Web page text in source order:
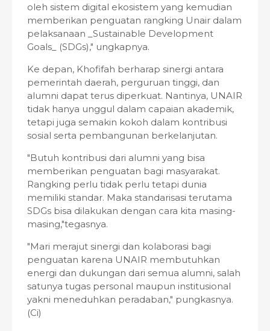
oleh sistem digital ekosistem yang kemudian
memberikan penguatan rangking Unair dalam
pelaksanaan _Sustainable Development
Goals_ (SDGs)," ungkapnya.
Ke depan, Khofifah berharap sinergi antara
pemerintah daerah, perguruan tinggi, dan
alumni dapat terus diperkuat. Nantinya, UNAIR
tidak hanya unggul dalam capaian akademik,
tetapi juga semakin kokoh dalam kontribusi
sosial serta pembangunan berkelanjutan.
"Butuh kontribusi dari alumni yang bisa
memberikan penguatan bagi masyarakat.
Rangking perlu tidak perlu tetapi dunia
memiliki standar. Maka standarisasi terutama
SDGs bisa dilakukan dengan cara kita masing-
masing,"tegasnya.
"Mari merajut sinergi dan kolaborasi bagi
penguatan karena UNAIR membutuhkan
energi dan dukungan dari semua alumni, salah
satunya tugas personal maupun institusional
yakni meneduhkan peradaban," pungkasnya.
(Ci)